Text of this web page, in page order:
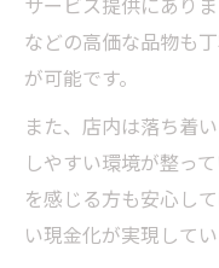
などの高価な品物も
が可能です。
また、店内は落ち着
しやすい環境が整っ
を感じる方も安心し
い現金化が実現してい